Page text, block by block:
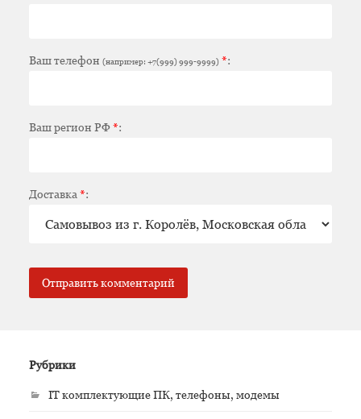
Ваш телефон (например: +7(999) 999-9999) *:
Ваш регион РФ*:
Доставка *:
Рубрики
IT комплектующие ПК, телефоны, модемы